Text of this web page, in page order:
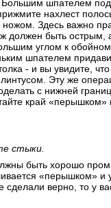
Большим шпателем
нахлест
Здесь важно
должен быть острым,
углом к
шпателем
- и вы увидите,
Эту же
с нижней
край «перышком»
стыки.
быть хорошо
«перышком» и
сделали верно, то у